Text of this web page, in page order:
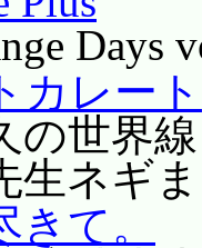
カレート
の世界線
生ネギ
きて。